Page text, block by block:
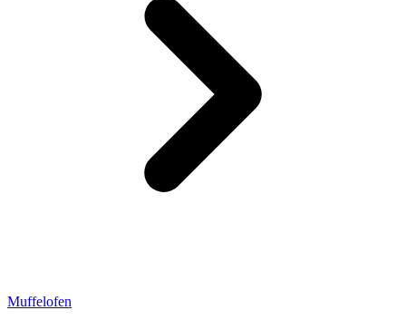
Muffelofen